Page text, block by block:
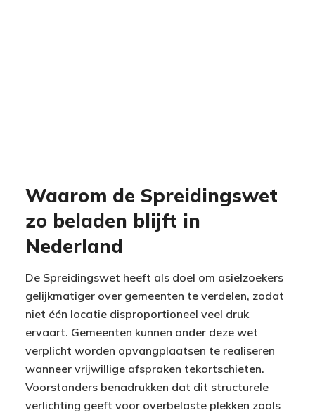
Waarom de Spreidingswet
zo beladen blijft in
Nederland
De Spreidingswet heeft als doel om asielzoekers
gelijkmatiger over gemeenten te verdelen, zodat
niet één locatie disproportioneel veel druk
ervaart. Gemeenten kunnen onder deze wet
verplicht worden opvangplaatsen te realiseren
wanneer vrijwillige afspraken tekortschieten.
Voorstanders benadrukken dat dit structurele
verlichting geeft voor overbelaste plekken zoals